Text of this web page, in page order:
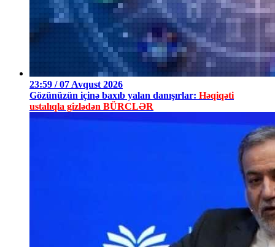
23:59 / 07 Avqust 2026
Gözünüzün içinə baxıb yalan danışırlar: Həqiqəti
ustalıqla gizlədən BÜRCLƏR